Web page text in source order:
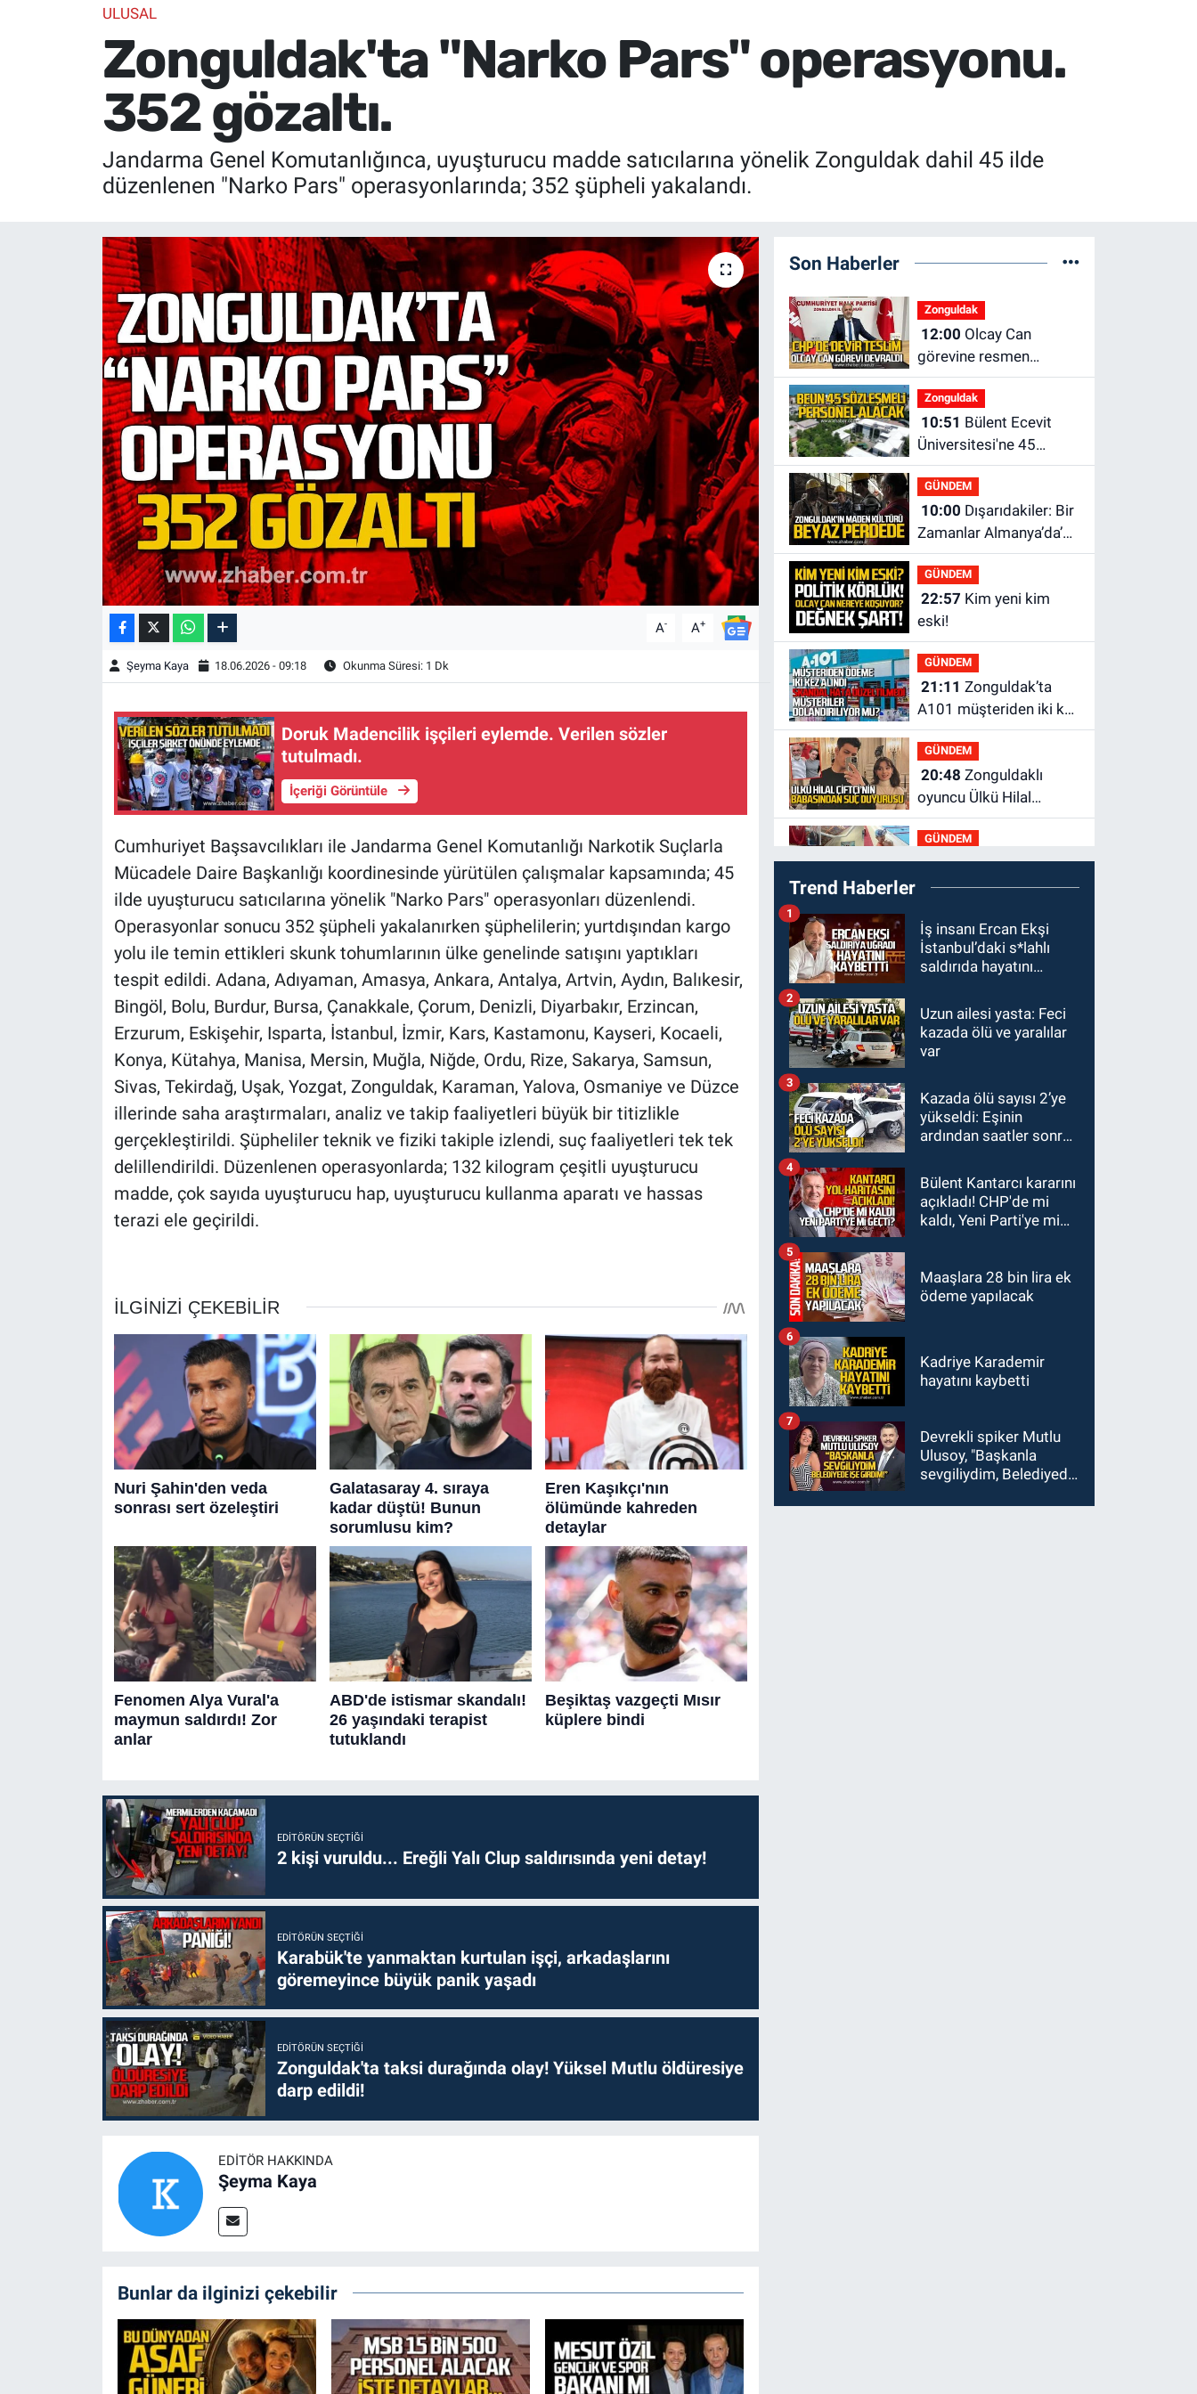
ULUSAL
Zonguldak'ta "Narko Pars" operasyonu.
352 gözaltı.
Jandarma Genel Komutanlığınca, uyuşturucu madde satıcılarına yönelik Zonguldak dahil 45 ilde
düzenlenen "Narko Pars" operasyonlarında; 352 şüpheli yakalandı.
A- A+
Şeyma Kaya 18.06.2026 - 09:18 Okunma Süresi: 1 Dk
Doruk Madencilik işçileri eylemde. Verilen sözler
tutulmadı.
İçeriği Görüntüle
Cumhuriyet Başsavcılıkları ile Jandarma Genel Komutanlığı Narkotik Suçlarla
Mücadele Daire Başkanlığı koordinesinde yürütülen çalışmalar kapsamında; 45
ilde uyuşturucu satıcılarına yönelik "Narko Pars" operasyonları düzenlendi.
Operasyonlar sonucu 352 şüpheli yakalanırken şüphelilerin; yurtdışından kargo
yolu ile temin ettikleri skunk tohumlarının ülke genelinde satışını yaptıkları
tespit edildi. Adana, Adıyaman, Amasya, Ankara, Antalya, Artvin, Aydın, Balıkesir,
Bingöl, Bolu, Burdur, Bursa, Çanakkale, Çorum, Denizli, Diyarbakır, Erzincan,
Erzurum, Eskişehir, Isparta, İstanbul, İzmir, Kars, Kastamonu, Kayseri, Kocaeli,
Konya, Kütahya, Manisa, Mersin, Muğla, Niğde, Ordu, Rize, Sakarya, Samsun,
Sivas, Tekirdağ, Uşak, Yozgat, Zonguldak, Karaman, Yalova, Osmaniye ve Düzce
illerinde saha araştırmaları, analiz ve takip faaliyetleri büyük bir titizlikle
gerçekleştirildi. Şüpheliler teknik ve fiziki takiple izlendi, suç faaliyetleri tek tek
delillendirildi. Düzenlenen operasyonlarda; 132 kilogram çeşitli uyuşturucu
madde, çok sayıda uyuşturucu hap, uyuşturucu kullanma aparatı ve hassas
terazi ele geçirildi.
EDITÖRÜN SEÇTIĞI
2 kişi vuruldu... Ereğli Yalı Clup saldırısında yeni detay!
EDITÖRÜN SEÇTIĞI
Karabük'te yanmaktan kurtulan işçi, arkadaşlarını
göremeyince büyük panik yaşadı
EDITÖRÜN SEÇTIĞI
Zonguldak'ta taksi durağında olay! Yüksel Mutlu öldüresiye
darp edildi!
EDITÖR HAKKINDA
Şeyma Kaya
Bunlar da ilginizi çekebilir
Son Haberler
Zonguldak
12:00
görevine resmen
başladı.
Zonguldak
10:51
Üniversitesi'ne 45
sözleşmeli personel
alınacak.
GÜNDEM
10:00
Zamanlar Almanya’da’
21 Ağustos’ta vizyonda.
GÜNDEM
22:57
eski!
GÜNDEM
21:11
A101 müşteriden iki kez
tahsilat yaptı geri
ödemiyor!
GÜNDEM
20:48
oyuncu Ülkü Hilal
Çiftçi'nin babasından
suç duyurusu
GÜNDEM
19:54Kilimli'de
modern tesislerde
kalmayacak
GÜNDEM
19:33Dalgalar Batın’ı
bizden kopardı
GÜNDEM
19:16Kozlu Ilıksu’da
can pazarı! Cankurtaran
GÜNDEM
19:01Çaycumalılar
Derneği Başkanı Savaş
Hakan Yeşil ile ne
görüştü?
Trend Haberler
İş insanı Ercan Ekşi
İstanbul’daki s*lahlı
saldırıda hayatını
1
Uzun ailesi yasta: Feci
kazada ölü ve yaralılar
var
2
Kazada ölü sayısı 2’ye
yükseldi: Eşinin
ardından saatler sonra
kaybetti
3
Bülent Kantarcı kararını
açıkladı! CHP'de mi
kaldı, Yeni Parti'ye mi
4
Maaşlara 28 bin lira ek
ödeme yapılacak
5
Kadriye Karademir
hayatını kaybetti
6
Devrekli spiker Mutlu
Ulusoy, "Başkanla
sevgiliydim, Belediyede
7